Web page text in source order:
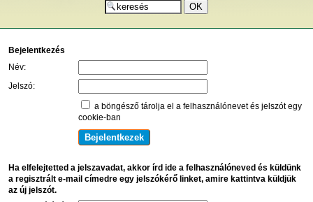
Bejelentkezés
Név:
Jelszó:
a böngésző tárolja el a felhasználónevet és jelszót egy
cookie-ban
Ha elfelejtetted a jelszavadat, akkor írd ide a felhasználóneved és küldünk
a regisztrált e-mail címedre egy jelszókérő linket, amire kattintva küldjük
az új jelszót.